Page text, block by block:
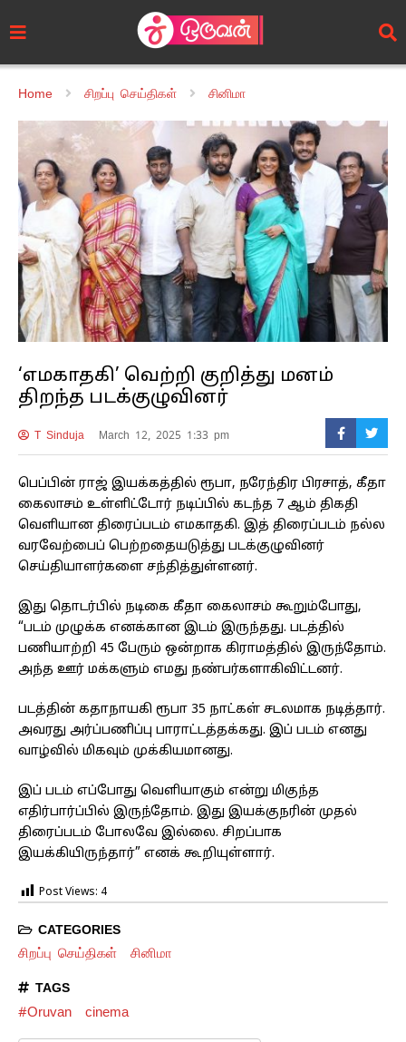
Home சிறப்பு செய்திகள் சினிமா
‘எமகாதகி’ வெற்றி குறித்து மனம்
திறந்த படக்குழுவினர்
T Sinduja March 12, 2025 1:33 pm
பெப்பின் ராஜ் இயக்கத்தில் ரூபா, நரேந்திர பிரசாத், கீதா
கைலாசம் உள்ளிட்டோர் நடிப்பில் கடந்த 7 ஆம் திகதி
வெளியான திரைப்படம் எமகாதகி. இத் திரைப்படம் நல்ல
வரவேற்பைப் பெற்றதையடுத்து படக்குழுவினர்
செய்தியாளர்களை சந்தித்துள்ளனர்.
இது தொடர்பில் நடிகை கீதா கைலாசம் கூறும்போது,
“படம் முழுக்க எனக்கான இடம் இருந்தது. படத்தில்
பணியாற்றி 45 பேரும் ஒன்றாக கிராமத்தில் இருந்தோம்.
அந்த ஊர் மக்களும் எமது நண்பர்களாகிவிட்டனர்.
படத்தின் கதாநாயகி ரூபா 35 நாட்கள் சடலமாக நடித்தார்.
அவரது அர்ப்பணிப்பு பாராட்டத்தக்கது. இப் படம் எனது
வாழ்வில் மிகவும் முக்கியமானது.
இப் படம் எப்போது வெளியாகும் என்று மிகுந்த
எதிர்பார்ப்பில் இருந்தோம். இது இயக்குநரின் முதல்
திரைப்படம் போலவே இல்லை. சிறப்பாக
இயக்கியிருந்தார்” எனக் கூறியுள்ளார்.
Post Views: 4
CATEGORIES
சிறப்பு செய்திகள் சினிமா
TAGS
#Oruvan cinema